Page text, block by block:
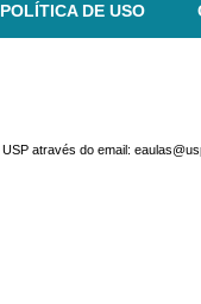
POLÍTICA DE USO
através do email: